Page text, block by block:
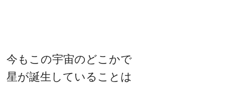
今もこの宇宙のどこかで
星が誕生していることは